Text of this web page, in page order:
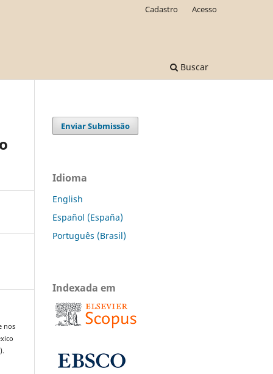
Buscar
Cadastro Acesso
nos
Enviar Submissão
Idioma
English
Español (España)
Português (Brasil)
Indexada em